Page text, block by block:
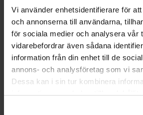
Vi använder enhetsidentifierare för
och annonserna till användarna,
för sociala medier och analysera vår
vidarebefordrar även sådana
information från din enhet till de
annons- och analysföretag som vi
Dessa kan i sin tur kombinera
information som du har tillhandahållit